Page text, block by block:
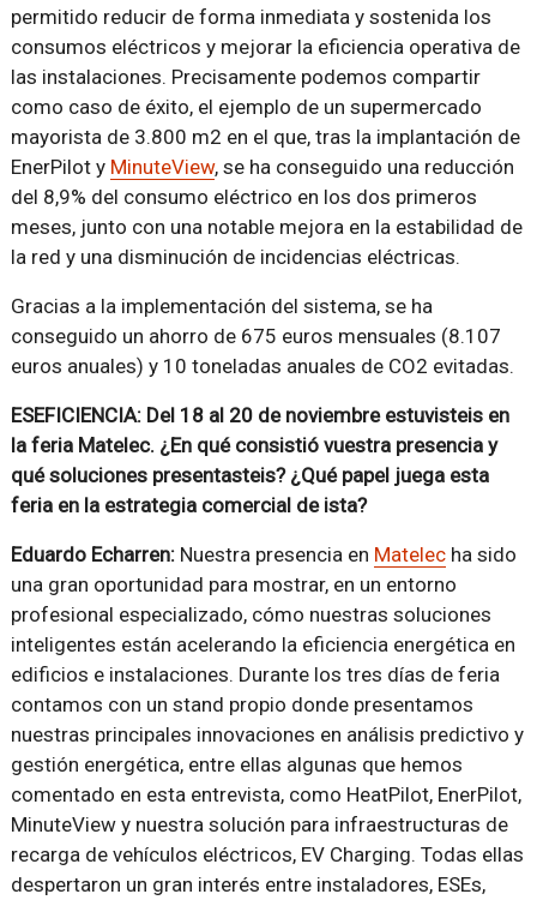
permitido reducir de forma inmediata y sostenida los
consumos eléctricos y mejorar la eficiencia operativa de
las instalaciones. Precisamente podemos compartir
como caso de éxito, el ejemplo de un supermercado
mayorista de 3.800 m2 en el que, tras la implantación de
EnerPilot y MinuteView, se ha conseguido una reducción
del 8,9% del consumo eléctrico en los dos primeros
meses, junto con una notable mejora en la estabilidad de
la red y una disminución de incidencias eléctricas.
Gracias a la implementación del sistema, se ha
conseguido un ahorro de 675 euros mensuales (8.107
euros anuales) y 10 toneladas anuales de CO2 evitadas.
ESEFICIENCIA: Del 18 al 20 de noviembre estuvisteis en
la feria Matelec. ¿En qué consistió vuestra presencia y
qué soluciones presentasteis? ¿Qué papel juega esta
feria en la estrategia comercial de ista?
Eduardo Echarren:Nuestra presencia en Matelecha sido
una gran oportunidad para mostrar, en un entorno
profesional especializado, cómo nuestras soluciones
inteligentes están acelerando la eficiencia energética en
edificios e instalaciones. Durante los tres días de feria
contamos con un stand propio donde presentamos
nuestras principales innovaciones en análisis predictivo y
gestión energética, entre ellas algunas que hemos
comentado en esta entrevista, como HeatPilot, EnerPilot,
MinuteView y nuestra solución para infraestructuras de
recarga de vehículos eléctricos, EV Charging. Todas ellas
despertaron un gran interés entre instaladores, ESEs,